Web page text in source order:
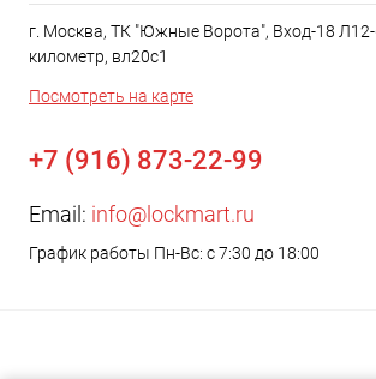
г. Москва, ТК "Южные Ворота", Вход-18
километр, вл20с1
Посмотреть на карте
+7 (916) 873-22-99
Email: info@lockmart.ru
График работы Пн-Вс: с 7:30 до 18:00